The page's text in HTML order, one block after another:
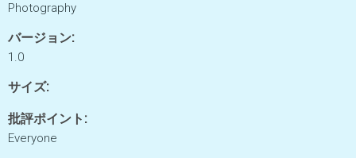
Photography
バージョン:
1.0
サイズ:
批評ポイント:
Everyone